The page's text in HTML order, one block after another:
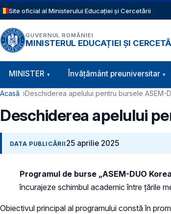
Sari la conținutul principal
Site oficial al Ministerului Educației și Cercetării
GUVERNUL ROMÂNIEI
MINISTERUL EDUCAȚIEI ȘI
Navigație principală
MINISTER Învăţământ preuniversitar
Cale de navigare
Acasă Deschiderea apelului pentru bursele ASEM-
Deschiderea apelului
DATA PUBLICĂRII 25 aprilie 2025
Programul de burse „ASEM-DUO
încurajeze schimbul academic între țările
Obiectivul principal al programului constă în